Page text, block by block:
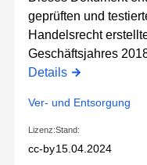
geprüften und
Handelsrecht
Geschäftsjahres
Details
Ver- und Entsorgung
Lizenz:
cc-by
Stand:
15.04.2024